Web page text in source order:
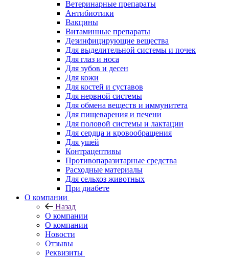
Ветеринарные препараты
Антибиотики
Вакцины
Витаминные препараты
Дезинфицирующие вещества
Для выделительной системы и почек
Для глаз и носа
Для зубов и десен
Для кожи
Для костей и суставов
Для нервной системы
Для обмена веществ и иммунитета
Для пищеварения и печени
Для половой системы и лактации
Для сердца и кровообращения
Для ушей
Контрацептивы
Противопаразитарные средства
Расходные материалы
Для сельхоз животных
При диабете
О компании
Назад
О компании
О компании
Новости
Отзывы
Реквизиты